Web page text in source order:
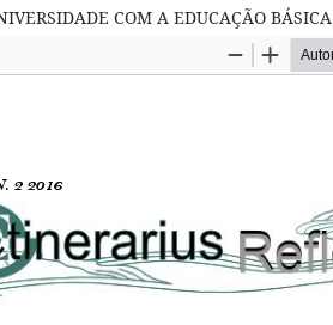
COM A EDUCAÇÃO BÁSICA